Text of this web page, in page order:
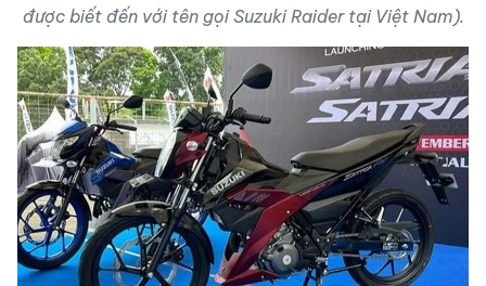
được biết đến với tên gọi Suzuki Raider tại Việt Nam).